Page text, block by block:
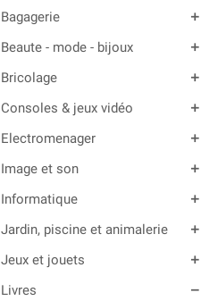
Bagagerie add
Beaute - mode - bijoux add
Bricolage add
Consoles & jeux vidéo add
Electromenager add
Image et son add
Informatique add
Jardin, piscine et animalerie add
Jeux et jouets add
Livres remove